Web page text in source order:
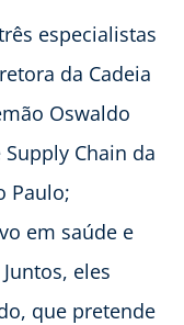
especialistas
da Cadeia
Oswaldo
Supply Chain da
Paulo;
em saúde e
eles
que pretende